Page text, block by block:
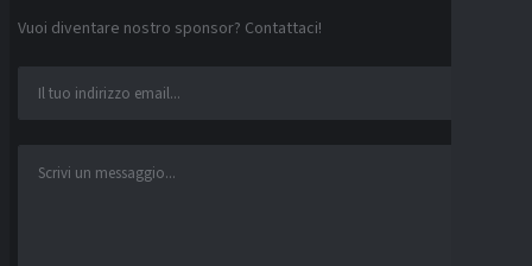
Vuoi diventare nostro sponsor? Contattaci!